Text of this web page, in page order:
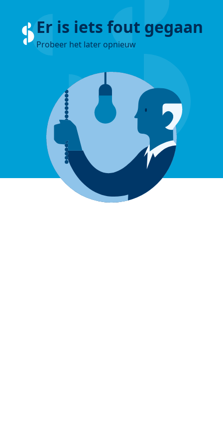
Er is iets fout gegaan
Probeer het later opnieuw